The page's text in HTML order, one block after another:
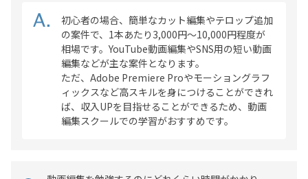
初心者の場合、簡単なカット編集やテロップ追加
の案件で、1本あたり3,000円～10,000円程度が
相場です。YouTube動画編集やSNS用の短い動画
編集などが主な案件となります。
ただ、Adobe Premiere Proやモーショングラフ
ィックスなど高スキルを身につけることができれ
ば、収入UPを目指せることができるため、動画
編集スクールでの学習がおすすめです。